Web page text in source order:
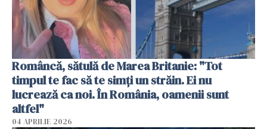
Româncă, sătulă de Marea Britanie: "Tot
timpul te fac să te simți un străin. Ei nu
lucrează ca noi. În România, oamenii sunt
altfel"
04 APRILIE 2026